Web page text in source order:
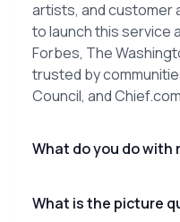
artists, and customer
to launch this service
Forbes, The
trusted by
Council, and
What do you do with
What is the picture